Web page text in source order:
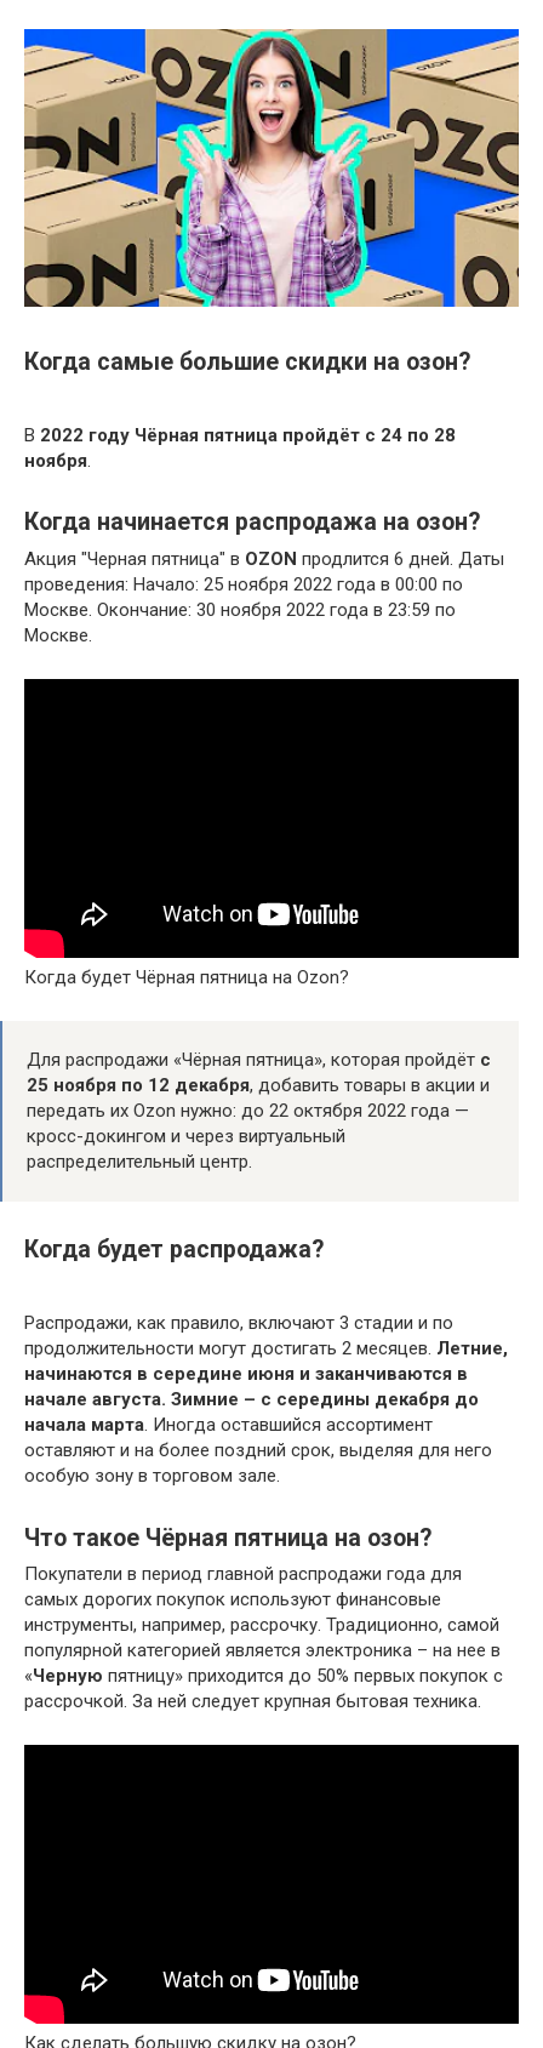
Когда самые большие скидки на озон?
В 2022 году Чёрная пятница пройдёт с 24 по 28
ноября.
Когда начинается распродажа на озон?
Акция "Черная пятница" в OZON продлится 6 дней. Даты
проведения: Начало: 25 ноября 2022 года в 00:00 по
Москве. Окончание: 30 ноября 2022 года в 23:59 по
Москве.
Когда будет Чёрная пятница на Ozon?
Для распродажи «Чёрная пятница», которая пройдёт с
25 ноября по 12 декабря, добавить товары в акции и
передать их Ozon нужно: до 22 октября 2022 года —
кросс-докингом и через виртуальный
распределительный центр.
Когда будет распродажа?
Распродажи, как правило, включают 3 стадии и по
продолжительности могут достигать 2 месяцев. Летние,
начинаются в середине июня и заканчиваются в
начале августа. Зимние – с середины декабря до
начала марта. Иногда оставшийся ассортимент
оставляют и на более поздний срок, выделяя для него
особую зону в торговом зале.
Что такое Чёрная пятница на озон?
Покупатели в период главной распродажи года для
самых дорогих покупок используют финансовые
инструменты, например, рассрочку. Традиционно, самой
популярной категорией является электроника – на нее в
«Черную пятницу» приходится до 50% первых покупок с
рассрочкой. За ней следует крупная бытовая техника.